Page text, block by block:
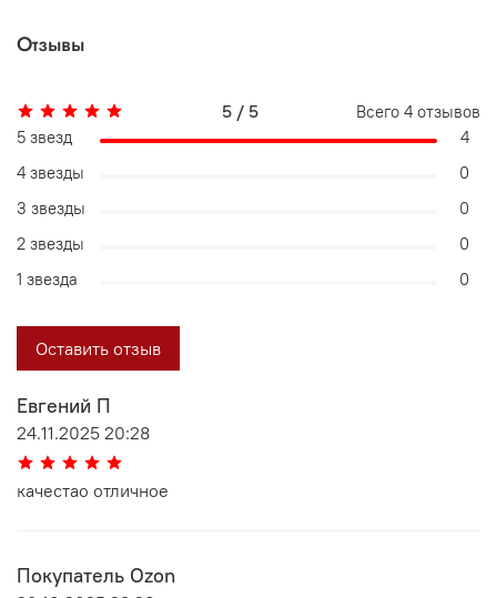
Отзывы
Евгений П
24.11.2025 20:28
качестао отличное
Покупатель Ozon
5 / 5 Всего 4 отзывов
5 звезд
4
4 звезды
0
3 звезды
0
2 звезды
0
1 звезда
0
Оставить отзыв